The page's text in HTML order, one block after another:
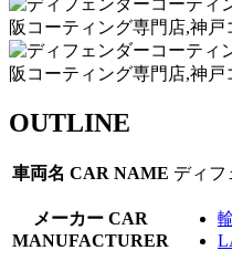
OUTLINE
車両名 CAR NAME ディフ
メーカー CAR
MANUFACTURER